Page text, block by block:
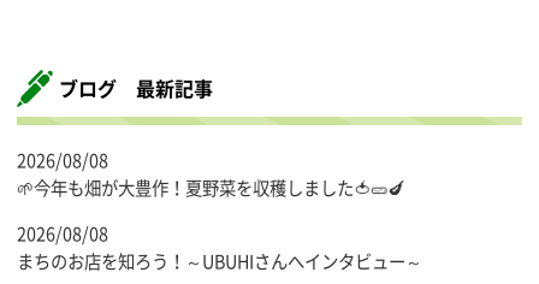
ブログ 最新記事
2026/08/08
🌱今年も畑が大豊作！夏野菜を収穫しました🍅🥒🍆
2026/08/08
まちのお店を知ろう！～UBUHIさんへインタビュー～